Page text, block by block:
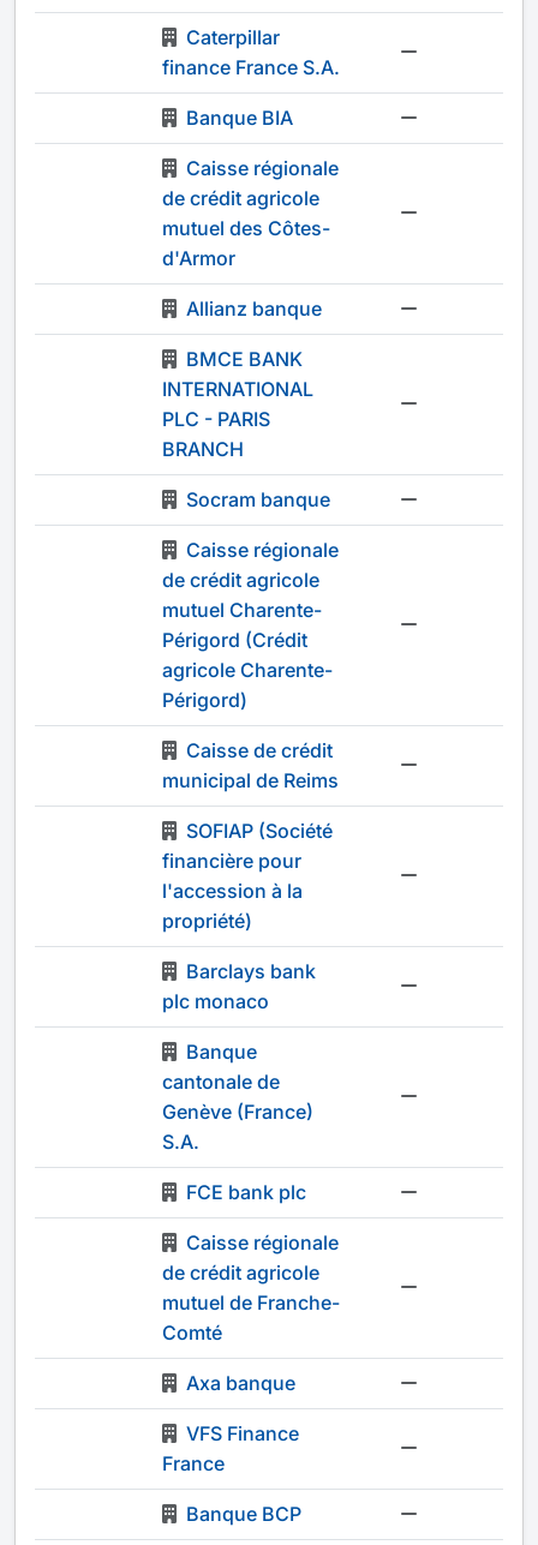
Caterpillar
finance France S.A.
Banque BIA
Caisse régionale
de crédit agricole
mutuel des Côtes-
d'Armor
Allianz banque
BMCE BANK
INTERNATIONAL
PLC - PARIS
BRANCH
Socram banque
Caisse régionale
de crédit agricole
mutuel Charente-
Périgord (Crédit
agricole Charente-
Périgord)
Caisse de crédit
municipal de Reims
SOFIAP (Société
financière pour
l'accession à la
propriété)
Barclays bank
plc monaco
Banque
cantonale de
Genève (France)
S.A.
FCE bank plc
Caisse régionale
de crédit agricole
mutuel de Franche-
Comté
Axa banque
VFS Finance
France
Banque BCP